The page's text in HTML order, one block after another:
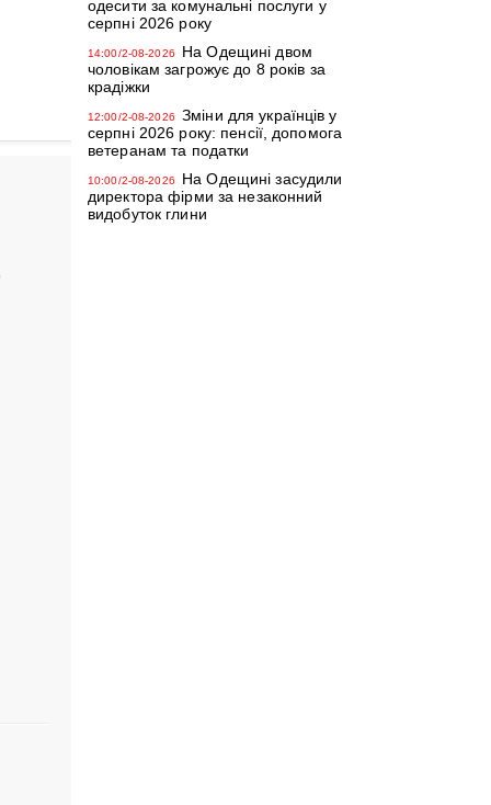
одесити за комунальні послуги у
серпні 2026 року
14:00/2-08-2026
На Одещині двом
чоловікам загрожує до 8 років за
крадіжки
12:00/2-08-2026
Зміни для українців у
серпні 2026 року: пенсії, допомога
ветеранам та податки
10:00/2-08-2026
На Одещині засудили
директора фірми за незаконний
видобуток глини